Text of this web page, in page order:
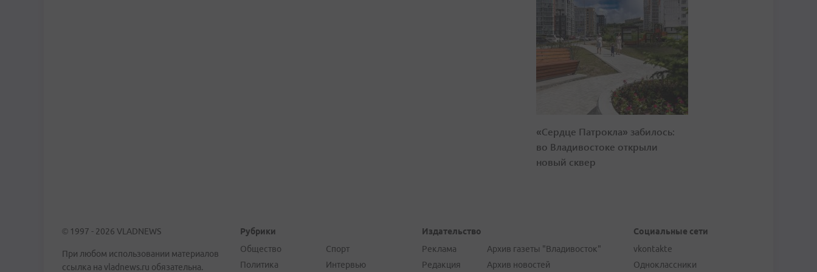
«Сердце Патрокла» забилось:
во Владивостоке открыли
новый сквер
© 1997 - 2026 VLADNEWS
При любом использовании материалов
ссылка на vladnews.ru обязательна.
Рубрики
Общество
Политика
Спорт
Интервью
Издательство
Реклама
Редакция
Архив газеты "Владивосток"
Архив новостей
Социальные сети
vkontakte
Одноклассники